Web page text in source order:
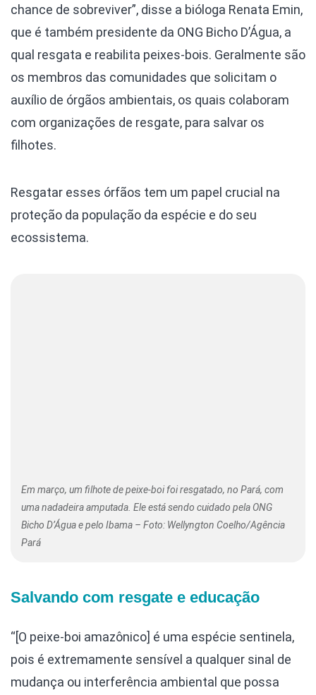
chance de sobreviver”, disse a bióloga Renata Emin,
que é também presidente da ONG Bicho D’Água, a
qual resgata e reabilita peixes-bois. Geralmente são
os membros das comunidades que solicitam o
auxílio de órgãos ambientais, os quais colaboram
com organizações de resgate, para salvar os
filhotes.
Resgatar esses órfãos tem um papel crucial na
proteção da população da espécie e do seu
ecossistema.
Em março, um filhote de peixe-boi foi resgatado, no Pará, com
uma nadadeira amputada. Ele está sendo cuidado pela ONG
Bicho D’Água e pelo Ibama – Foto: Wellyngton Coelho/Agência
Pará
Salvando com resgate e educação
“[O peixe-boi amazônico] é uma espécie sentinela,
pois é extremamente sensível a qualquer sinal de
mudança ou interferência ambiental que possa